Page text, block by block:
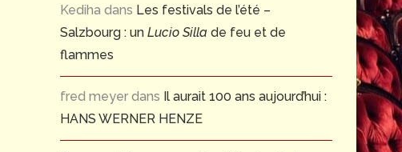
Kediha dans Les festivals de l’été –
Salzbourg : un Lucio Silla de feu et de
flammes
fred meyer dans Il aurait 100 ans aujourd’hui :
HANS WERNER HENZE